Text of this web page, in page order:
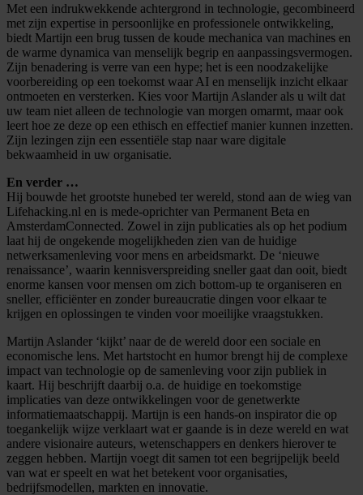
Met een indrukwekkende achtergrond in technologie, gecombineerd
met zijn expertise in persoonlijke en professionele ontwikkeling,
biedt Martijn een brug tussen de koude mechanica van machines en
de warme dynamica van menselijk begrip en aanpassingsvermogen.
Zijn benadering is verre van een hype; het is een noodzakelijke
voorbereiding op een toekomst waar AI en menselijk inzicht elkaar
ontmoeten en versterken. Kies voor Martijn Aslander als u wilt dat
uw team niet alleen de technologie van morgen omarmt, maar ook
leert hoe ze deze op een ethisch en effectief manier kunnen inzetten.
Zijn lezingen zijn een essentiële stap naar ware digitale
bekwaamheid in uw organisatie.
En verder …
Hij bouwde het grootste hunebed ter wereld, stond aan de wieg van
Lifehacking.nl en is mede-oprichter van Permanent Beta en
AmsterdamConnected. Zowel in zijn publicaties als op het podium
laat hij de ongekende mogelijkheden zien van de huidige
netwerksamenleving voor mens en arbeidsmarkt. De ‘nieuwe
renaissance’, waarin kennisverspreiding sneller gaat dan ooit, biedt
enorme kansen voor mensen om zich bottom-up te organiseren en
sneller, efficiënter en zonder bureaucratie dingen voor elkaar te
krijgen en oplossingen te vinden voor moeilijke vraagstukken.
Martijn Aslander ‘kijkt’ naar de de wereld door een sociale en
economische lens. Met hartstocht en humor brengt hij de complexe
impact van technologie op de samenleving voor zijn publiek in
kaart. Hij beschrijft daarbij o.a. de huidige en toekomstige
implicaties van deze ontwikkelingen voor de genetwerkte
informatiemaatschappij. Martijn is een hands-on inspirator die op
toegankelijk wijze verklaart wat er gaande is in deze wereld en wat
andere visionaire auteurs, wetenschappers en denkers hierover te
zeggen hebben. Martijn voegt dit samen tot een begrijpelijk beeld
van wat er speelt en wat het betekent voor organisaties,
bedrijfsmodellen, markten en innovatie.